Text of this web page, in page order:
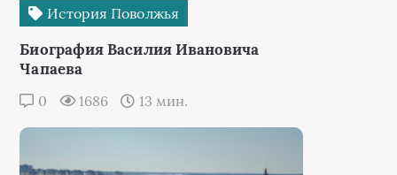
История Поволжья
Биография Василия Ивановича
Чапаева
0 1686 13 мин.